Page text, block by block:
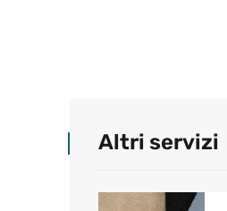
Altri servizi